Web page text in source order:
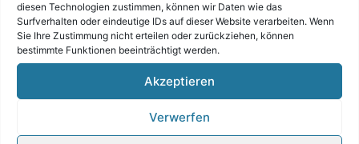
diesen Technologien zustimmen, können wir Daten wie das
Surfverhalten oder eindeutige IDs auf dieser Website verarbeiten. Wenn
Sie Ihre Zustimmung nicht erteilen oder zurückziehen, können
bestimmte Funktionen beeinträchtigt werden.
Akzeptieren
Verwerfen